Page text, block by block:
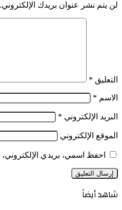
لن يتم نشر عنوان بريدك الإلكتروني.
التعليق *
الاسم *
البريد الإلكتروني *
الموقع الإلكتروني
احفظ اسمي، بريدي
شاهد أيضاً